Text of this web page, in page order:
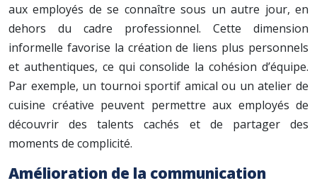
aux employés de se connaître sous un autre jour, en
dehors du cadre professionnel. Cette dimension
informelle favorise la création de liens plus personnels
et authentiques, ce qui consolide la cohésion d’équipe.
Par exemple, un tournoi sportif amical ou un atelier de
cuisine créative peuvent permettre aux employés de
découvrir des talents cachés et de partager des
moments de complicité.
Amélioration de la communication